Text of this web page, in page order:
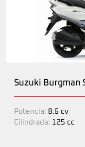
Suzuki Burgman
Potencia: 8.6 cv
Cilindrada: 125 cc